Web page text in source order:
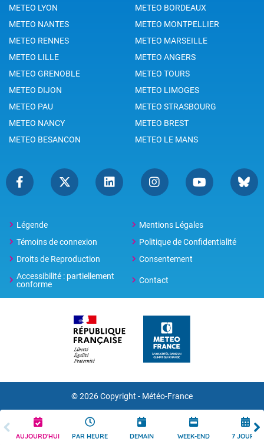
AUJOURD'HUI PAR HEURE DEMAIN WEEK-END 7 JOURS
METEO LYON
METEO BORDEAUX
METEO NANTES
METEO MONTPELLIER
METEO RENNES
METEO MARSEILLE
METEO LILLE
METEO ANGERS
METEO GRENOBLE
METEO TOURS
METEO DIJON
METEO LIMOGES
METEO PAU
METEO STRASBOURG
METEO NANCY
METEO BREST
METEO BESANCON
METEO LE MANS
Légende
Mentions Légales
Témoins de connexion
Politique de Confidentialité
Droits de Reproduction
Consentement
Accessibilité : partiellement
conforme
Contact
© 2026 Copyright - Météo-France